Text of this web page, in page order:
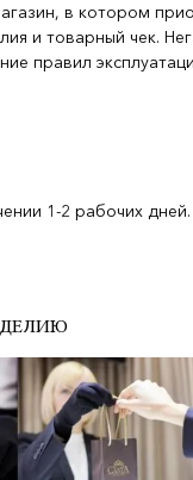
в котором
и товарный чек.
правил
1-2 рабочих дней.